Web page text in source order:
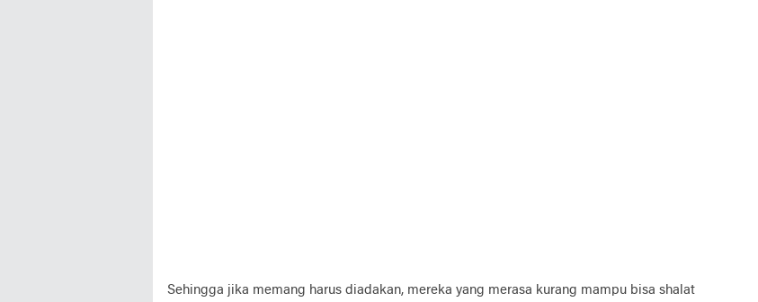
Sehingga jika memang harus diadakan, mereka yang merasa kurang mampu bisa shalat